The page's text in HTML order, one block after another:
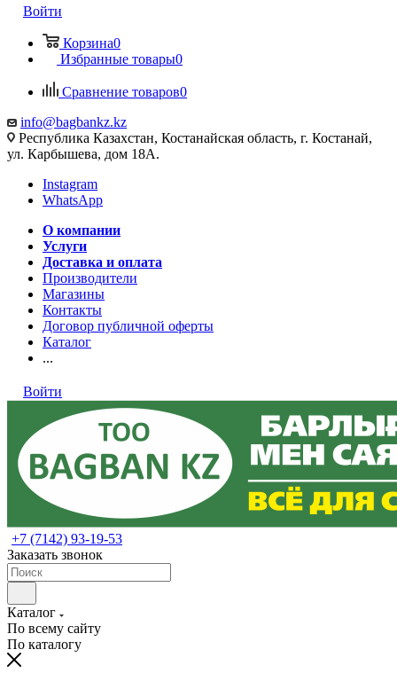
Войти
Корзина0
Избранные товары0
Сравнение товаров0
info@bagbankz.kz
Республика Казахстан, Костанайская область, г. Костанай,
ул. Карбышева, дом 18А.
Instagram
WhatsApp
О компании
Услуги
Доставка и оплата
Производители
Магазины
Контакты
Договор публичной оферты
Каталог
...
Войти
+7 (7142) 93-19-53
Заказать звонок
Каталог
По всему сайту
По каталогу